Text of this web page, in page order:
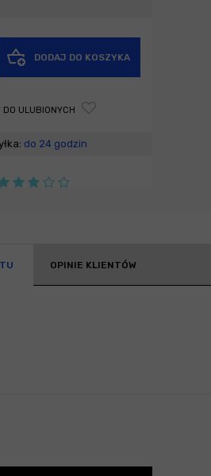
DODAJ DO KOSZYKA
DO ULUBIONYCH
do 24 godzin
OPINIE KLIENTÓW